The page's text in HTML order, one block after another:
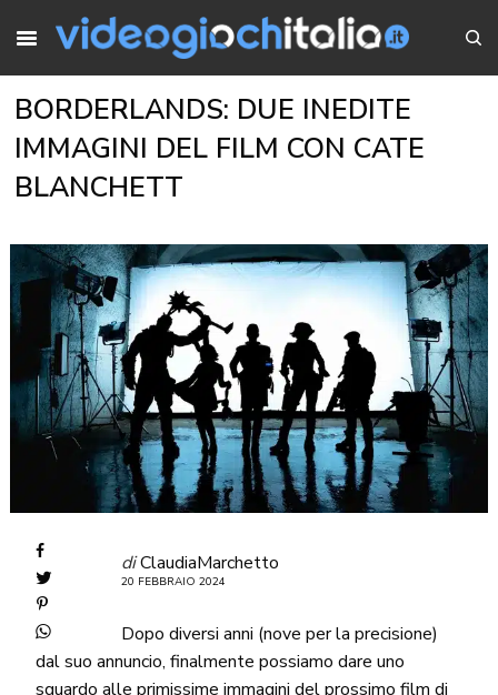
BORDERLANDS: DUE INEDITE
IMMAGINI DEL FILM CON CATE
BLANCHETT
diClaudiaMarchetto
20 FEBBRAIO 2024
Dopo diversi anni (nove per la precisione)
dal suo annuncio, finalmente possiamo dare uno
sguardo alle primissime immagini del prossimo film di